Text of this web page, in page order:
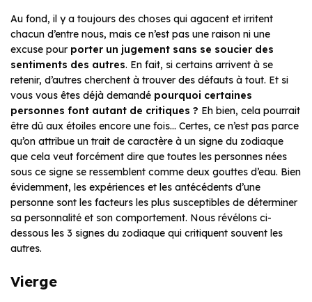
Au fond, il y a toujours des choses qui agacent et irritent
chacun d’entre nous, mais ce n’est pas une raison ni une
excuse pour porter un jugement sans se soucier des
sentiments des autres. En fait, si certains arrivent à se
retenir, d’autres cherchent à trouver des défauts à tout. Et si
vous vous êtes déjà demandé pourquoi certaines
personnes font autant de critiques ? Eh bien, cela pourrait
être dû aux étoiles encore une fois… Certes, ce n’est pas parce
qu’on attribue un trait de caractère à un signe du zodiaque
que cela veut forcément dire que toutes les personnes nées
sous ce signe se ressemblent comme deux gouttes d’eau. Bien
évidemment, les expériences et les antécédents d’une
personne sont les facteurs les plus susceptibles de déterminer
sa personnalité et son comportement. Nous révélons ci-
dessous les 3 signes du zodiaque qui critiquent souvent les
autres.
Vierge